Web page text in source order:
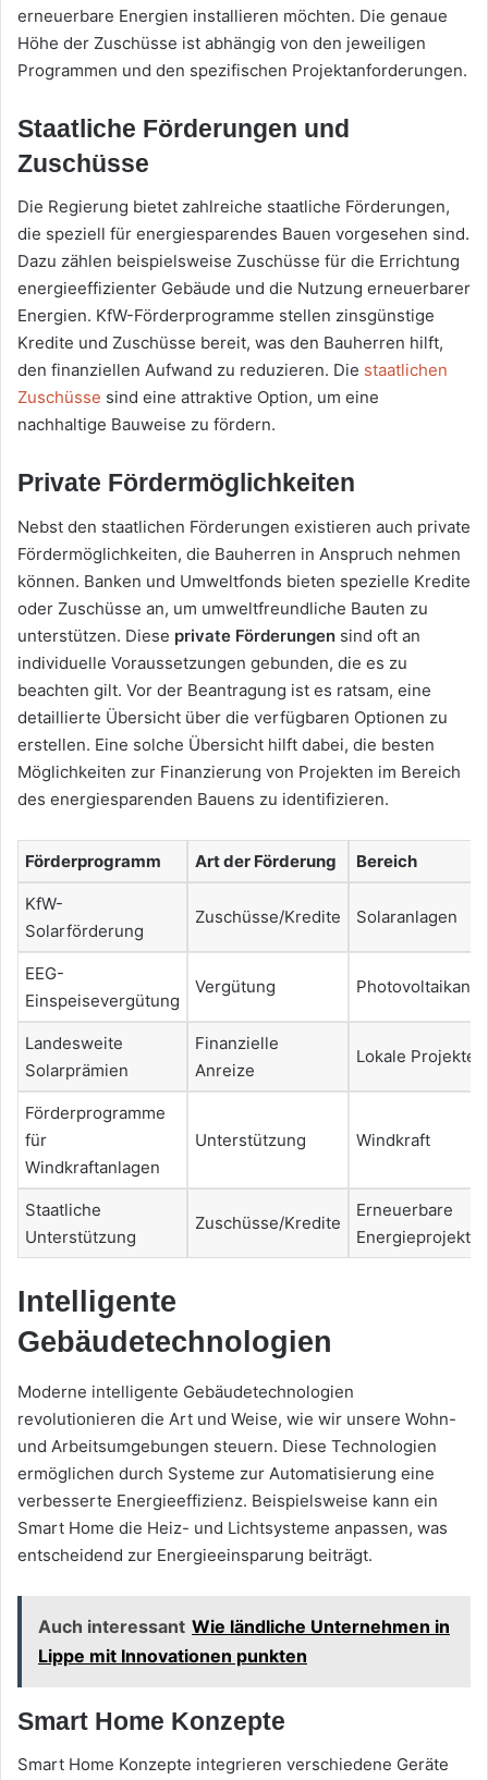
erneuerbare Energien installieren möchten. Die genaue
Höhe der Zuschüsse ist abhängig von den jeweiligen
Programmen und den spezifischen Projektanforderungen.
Staatliche Förderungen und
Zuschüsse
Die Regierung bietet zahlreiche staatliche Förderungen,
die speziell für energiesparendes Bauen vorgesehen sind.
Dazu zählen beispielsweise Zuschüsse für die Errichtung
energieeffizienter Gebäude und die Nutzung erneuerbarer
Energien. KfW-Förderprogramme stellen zinsgünstige
Kredite und Zuschüsse bereit, was den Bauherren hilft,
den finanziellen Aufwand zu reduzieren. Die staatlichen
Zuschüsse sind eine attraktive Option, um eine
nachhaltige Bauweise zu fördern.
Private Fördermöglichkeiten
Nebst den staatlichen Förderungen existieren auch private
Fördermöglichkeiten, die Bauherren in Anspruch nehmen
können. Banken und Umweltfonds bieten spezielle Kredite
oder Zuschüsse an, um umweltfreundliche Bauten zu
unterstützen. Diese private Förderungen sind oft an
individuelle Voraussetzungen gebunden, die es zu
beachten gilt. Vor der Beantragung ist es ratsam, eine
detaillierte Übersicht über die verfügbaren Optionen zu
erstellen. Eine solche Übersicht hilft dabei, die besten
Möglichkeiten zur Finanzierung von Projekten im Bereich
des energiesparenden Bauens zu identifizieren.
Förderprogramm Art der Förderung Bereich
KfW-
Solarförderung
Zuschüsse/Kredite Solaranlagen
EEG-
Einspeisevergütung
Vergütung
Landesweite
Solarprämien
Finanzielle
Anreize
Lokale Projekte
Förderprogramme
für
Windkraftanlagen
Unterstützung Windkraft
Staatliche
Unterstützung
Zuschüsse/Kredite
Erneuerbare
Energieprojekte
Intelligente
Gebäudetechnologien
Moderne intelligente Gebäudetechnologien
revolutionieren die Art und Weise, wie wir unsere Wohn-
und Arbeitsumgebungen steuern. Diese Technologien
ermöglichen durch Systeme zur Automatisierung eine
verbesserte Energieeffizienz. Beispielsweise kann ein
Smart Home die Heiz- und Lichtsysteme anpassen, was
entscheidend zur Energieeinsparung beiträgt.
Auch interessant Wie ländliche Unternehmen in
Lippe mit Innovationen punkten
Smart Home Konzepte
Smart Home Konzepte integrieren verschiedene Geräte